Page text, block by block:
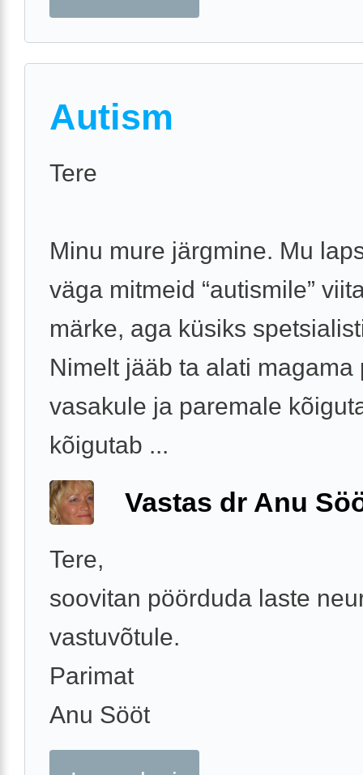
Autism
Tere
Minu mure järgmine. Mu
väga mitmeid “autismile”
märke, aga küsiks
Nimelt jääb ta alati magama
vasakule ja paremale
kõigutab ...
Vastas dr Anu
Tere,
soovitan pöörduda laste
vastuvõtule.
Parimat
Anu Sööt